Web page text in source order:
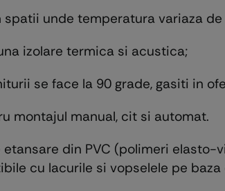
unde temperatura variaza
izolare termica si acustica;
se face la 90 grade, gasiti in
montajul manual, cit si automat.
din PVC (polimeri
cu lacurile si vopselele pe baza